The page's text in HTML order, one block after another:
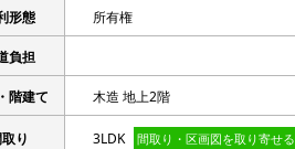
形態 所有権
負担
階建て 木造 地上2階
り 3LDK 間取り・区画図を取り寄せる